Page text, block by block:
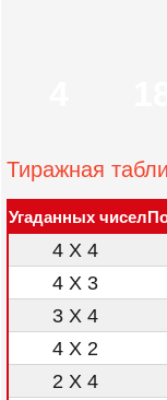
Тиражная
Угаданных чисел
4 X 4
4 X 3
3 X 4
4 X 2
2 X 4